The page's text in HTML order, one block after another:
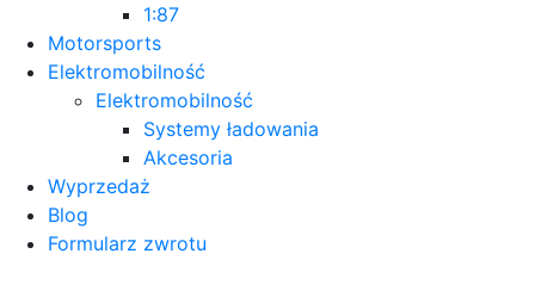
1:87
Motorsports
Elektromobilność
Elektromobilność
Systemy ładowania
Akcesoria
Wyprzedaż
Blog
Formularz zwrotu